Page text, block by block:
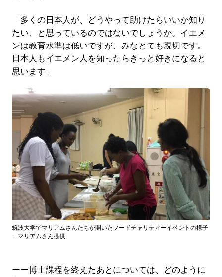
「多くの日本人が、どうやって助けたらいいか知り
たい、と思っているのではないでしょうか。イエメ
ンは教育水準は低いですが、みなとても親切です。
日本人もイエメン人を知ったらきっと好きになると
思います」
筑波大学でマリアムさんたちが開いたフードチャリティーイベントの様子
＝マリアムさん提供
ーー博士課程を終えたあとについては、どのように